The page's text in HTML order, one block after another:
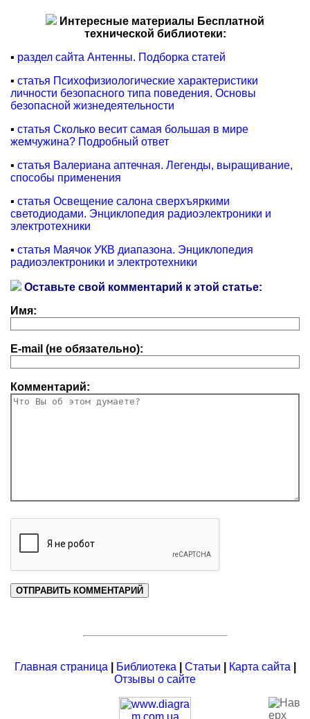
Интересные материалы Бесплатной
технической библиотеки:
▪ раздел сайта Антенны. Подборка статей
▪ статья Психофизиологические характеристики
личности безопасного типа поведения. Основы
безопасной жизнедеятельности
▪ статья Сколько весит самая большая в мире
жемчужина? Подробный ответ
▪ статья Валериана аптечная. Легенды, выращивание,
способы применения
▪ статья Освещение салона сверхъяркими
светодиодами. Энциклопедия радиоэлектроники и
электротехники
▪ статья Маячок УКВ диапазона. Энциклопедия
радиоэлектроники и электротехники
Оставьте свой комментарий к этой статье:
Имя:
E-mail (не обязательно):
Комментарий:
Главная страница Библиотека Статьи Карта сайта
Отзывы о сайте